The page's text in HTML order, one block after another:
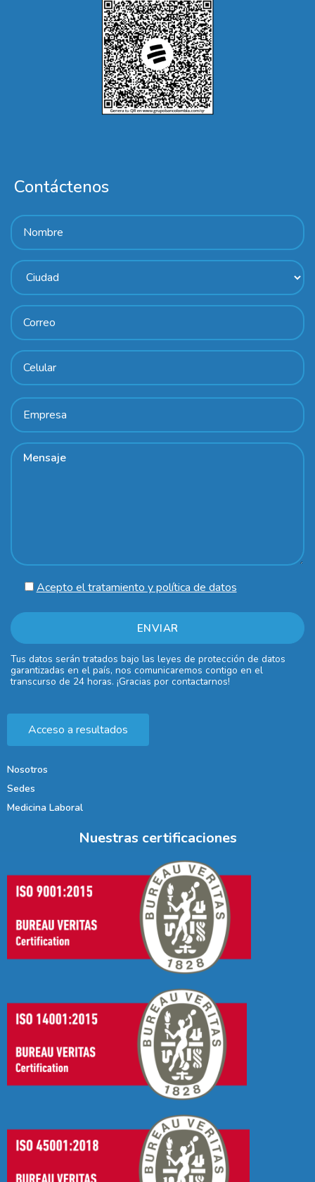
Contáctenos
Acepto el tratamiento y política de datos
Tus datos serán tratados bajo las leyes de protección de datos
garantizadas en el país, nos comunicaremos contigo en el
transcurso de 24 horas. ¡Gracias por contactarnos!
Acceso a resultados
Nosotros
Sedes
Medicina Laboral
Nuestras certificaciones